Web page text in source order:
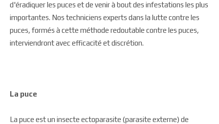
d'éradiquer les puces et de venir à bout des infestations les plus
importantes. Nos techniciens experts dans la lutte contre les
puces, formés à cette méthode redoutable contre les puces,
interviendront avec efficacité et discrétion.
La puce
La puce est un insecte ectoparasite (parasite externe) de